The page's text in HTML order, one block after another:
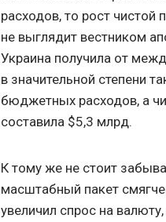
расходов, то рост
не выглядит вестником
Украина получила от
в значительной степени
бюджетных расходов, а
составила $5,3 млрд.
К тому же не стоит
масштабный пакет
увеличил спрос на